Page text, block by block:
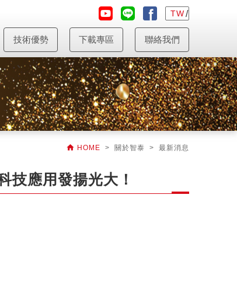
TW
技術優勢 下載專區 聯絡我們
 HOME
> 關於智泰 > 最新消息
技應用發揚光大！